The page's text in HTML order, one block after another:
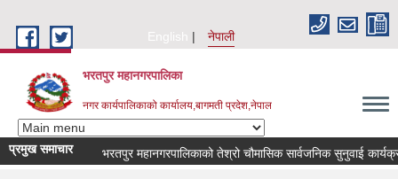
English
नेपाली
भरतपुर महानगरपालिका
नगर कार्यपालिकाको कार्यालय,बागमती प्रदेश,नेपाल
प्रमुख समाचार भरतपुर महानगरपालिकाको तेश्रो चौमासिक सार्वजनिक सुनुवाई कार्यक्रम